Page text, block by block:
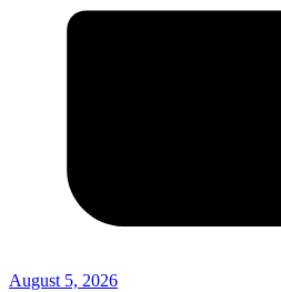
August 5, 2026